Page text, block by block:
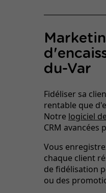
du-Var
Fidéliser sa
rentable que
Notre logiciel
CRM avancées
Vous
chaque client
de fidélisation
ou des